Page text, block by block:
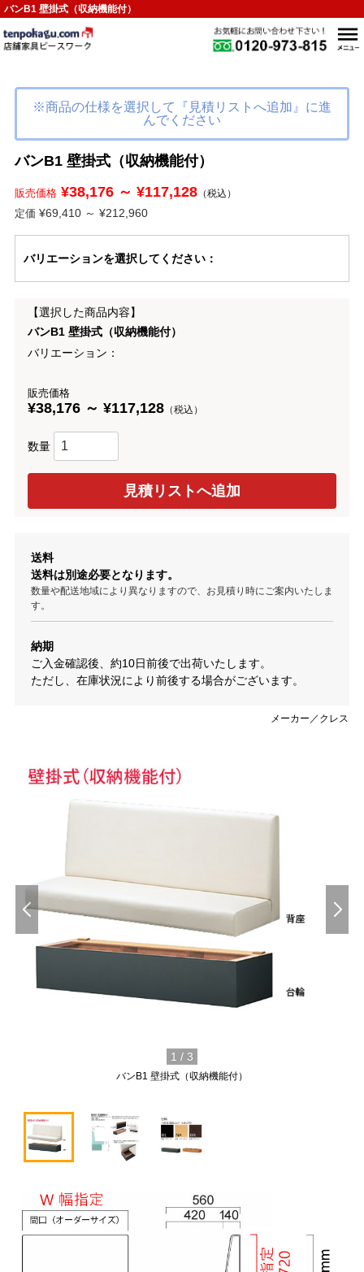
バンB1 壁掛式（収納機能付）
メーカー／クレス
バンB1 壁掛式（収納機能付）
1 / 3
※商品の仕様を選択して『見積リストへ追加』に進
んでください
バンB1 壁掛式（収納機能付）
販売価格¥38,176 ～ ¥117,128（税込）
定価 ¥69,410 ～ ¥212,960
バリエーションを選択してください：
【選択した商品内容】
バンB1 壁掛式（収納機能付）
バリエーション：
販売価格
¥38,176 ～ ¥117,128（税込）
数量
送料
送料は別途必要となります。
数量や配送地域により異なりますので、お見積り時にご案内いたしま
す。
納期
ご入金確認後、約10日前後で出荷いたします。
ただし、在庫状況により前後する場合がございます。